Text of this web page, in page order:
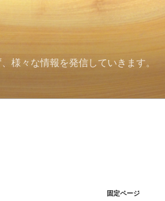
様々な情報を発信していきます。
固定ページ